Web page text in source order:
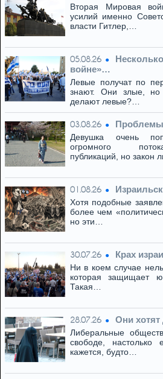
Вторая Мировая
усилий именно
власти Гитлер,…
05.08.26
войне»…
Левые получат по
знают. Они злые,
делают левые?…
03.08.26 Проблемы
Девушка очень
огромного
публикаций, но закон
01.08.26
Хотя подобные
более чем
но эти…
30.07.26 Крах
Ни в коем случае
которая защищает
Такая…
28.07.26 Они
Либеральные
свободе,
кажется, будто…